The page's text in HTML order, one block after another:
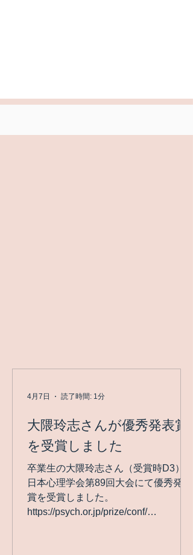
大隈玲志さんが優秀発表賞
を受賞しました
卒業生の大隈玲志さん（受賞時D3）が
日本心理学会第89回大会にて優秀発表
賞を受賞しました。
https://psych.or.jp/prize/conf/
4月7日 読了時間: 1分